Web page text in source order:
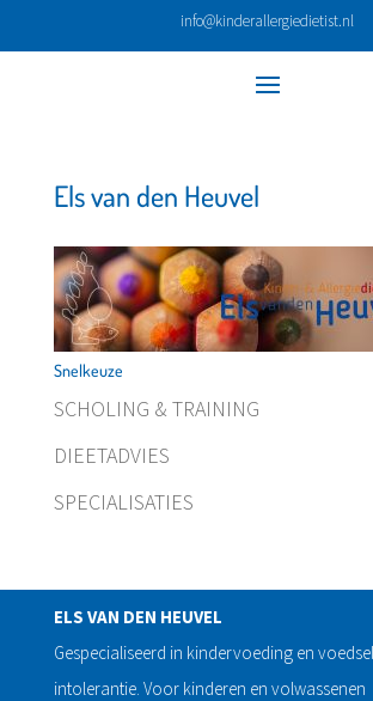
info@kinderallergiedietist.nl
Els van den Heuvel
Snelkeuze
SCHOLING & TRAINING
DIEETADVIES
SPECIALISATIES
ELS VAN DEN HEUVEL
Gespecialiseerd in kindervoeding en
intolerantie. Voor kinderen en volwassenen